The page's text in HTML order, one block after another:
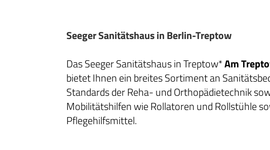
Seeger Sanitätshaus in Berlin-Treptow
Das Seeger Sanitätshaus in Treptow*Am
bietet Ihnen ein breites Sortiment an
Standards der Reha- und Orthopädietechnik
Mobilitätshilfen wie Rollatoren und Rollstühle
Pflegehilfsmittel.